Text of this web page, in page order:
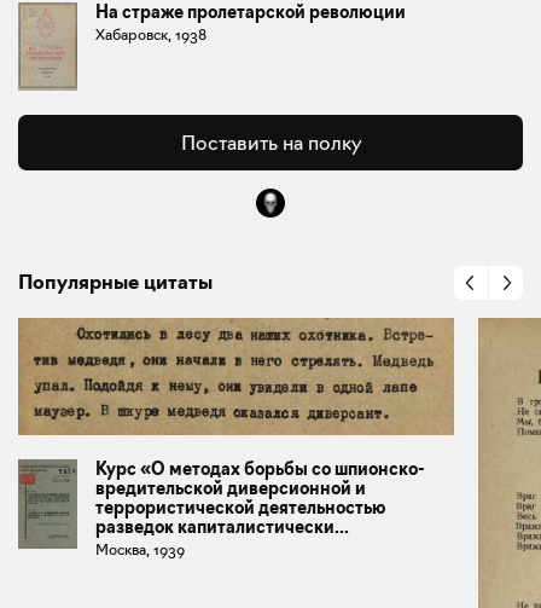
На страже пролетарской революции
Хабаровск, 1938
Поставить на полку
Популярные цитаты
Курс «О методах борьбы со шпионско-
вредительской диверсионной и
террористической деятельностью
разведок капиталистически...
Москва, 1939